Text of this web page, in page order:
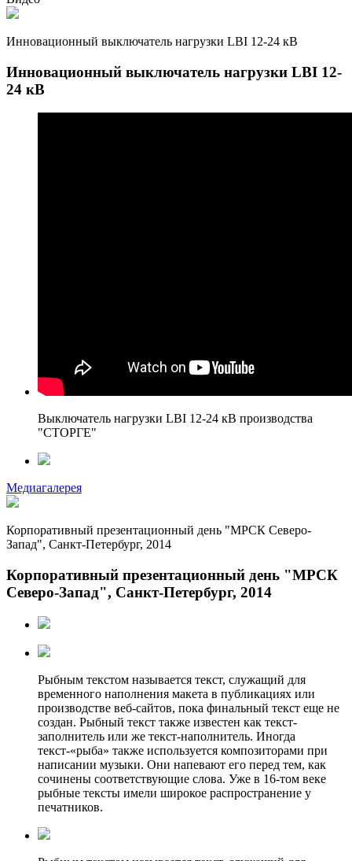
Инновационный выключатель нагрузки LBI 12-24 кВ
Инновационный выключатель нагрузки LBI 12-
24 кВ
Выключатель нагрузки LBI 12-24 кВ производства
"СТОРГЕ"
Медиагалерея
Корпоративный презентационный день "МРСК Северо-
Запад", Санкт-Петербург, 2014
Корпоративный презентационный день "МРСК
Северо-Запад", Санкт-Петербург, 2014
Рыбным текстом называется текст, служащий для
временного наполнения макета в публикациях или
производстве веб-сайтов, пока финальный текст еще не
создан. Рыбный текст также известен как текст-
заполнитель или же текст-наполнитель. Иногда
текст-«рыба» также используется композиторами при
написании музыки. Они напевают его перед тем, как
сочинены соответствующие слова. Уже в 16-том веке
рыбные тексты имели широкое распространение у
печатников.